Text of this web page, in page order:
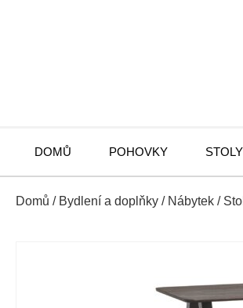
DOMŮ POHOVKY
Domů / Bydlení a doplňky / Nábytek /